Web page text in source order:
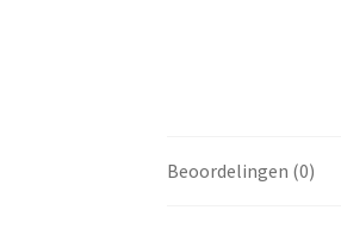
Beoordelingen (0)